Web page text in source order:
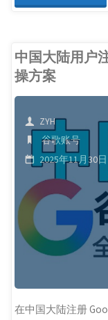
网
世
界
实
时
互
联"
外
ID
注
册
教
中国大陆用户
操方案
ZYH
谷歌账号
2025年11月30日
在中国大陆注册